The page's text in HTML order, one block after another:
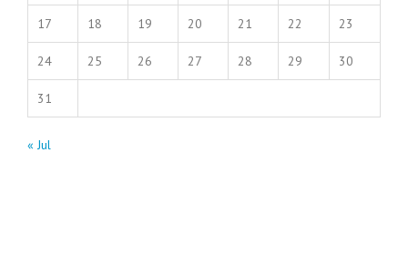
17 18 19 20 21 22 23
24 25 26 27 28 29 30
31
« Jul